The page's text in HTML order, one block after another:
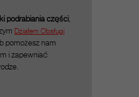
podrabiania części,
Działem Obsługi
pomożesz nam
i zapewniać